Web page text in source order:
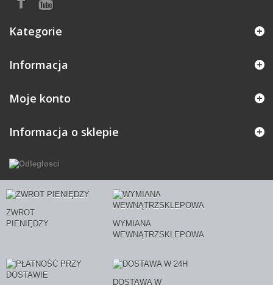
Kategorie
Informacja
Moje konto
Informacja o sklepie
ZWROT
PIENIĘDZY
WYMIANA
WEWNĄTRZSKLEPOWA
DOSTAWA W